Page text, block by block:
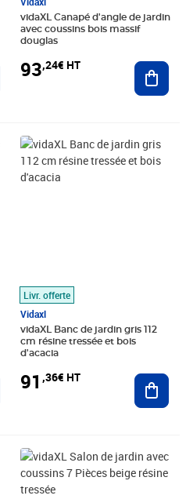
au panier
vidaXL Canapé d'angle de jardin
avec coussins bois massif
douglas
93,24€ HT
au panier
Livr. offerte
Vidaxl
vidaXL Banc de jardin gris 112
cm résine tressée et bois
d'acacia
91 ,36€ HT
Prix 91,36€ HT
Prix 410,83€ HT